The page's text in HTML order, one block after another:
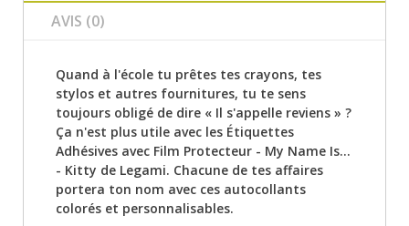
AVIS (0)
Quand à l'école tu prêtes tes crayons, tes
stylos et autres fournitures, tu te sens
toujours obligé de dire « Il s'appelle reviens » ?
Ça n'est plus utile avec les Étiquettes
Adhésives avec Film Protecteur - My Name Is...
- Kitty de Legami. Chacune de tes affaires
portera ton nom avec ces autocollants
colorés et personnalisables.